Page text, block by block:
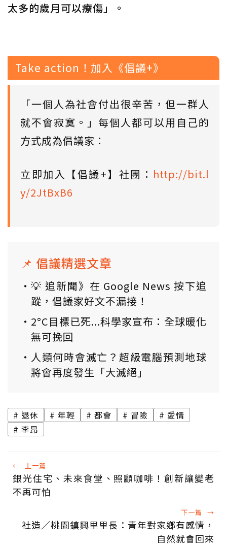
太多的歲月可以療傷」。
Take action！加入《倡議+》
「一個人為社會付出很辛苦，但一群人
就不會寂寞。」每個人都可以用自己的
方式成為倡議家：
立即加入【倡議+】社團： http://bit.l
y/2JtBxB6
📌 倡議精選文章
💡 追新聞》在 Google News 按下追
蹤，倡議家好文不漏接！
2°C目標已死...科學家宣布：全球暖化
無可挽回
人類何時會滅亡？超級電腦預測地球
將會再度發生「大滅絕」
退休 年輕 都會 冒險
愛情
李昂
← 上一篇
銀光住宅、未來食堂、照顧咖啡！創新讓變老
不再可怕
下一篇 →
社造／桃園鎮興里里長：青年對家鄉有感情，
自然就會回來